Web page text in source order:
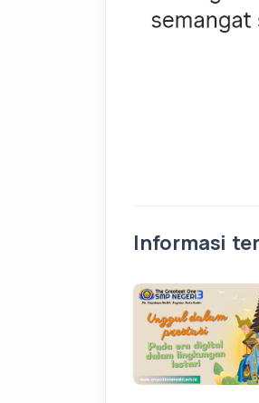
Informasi